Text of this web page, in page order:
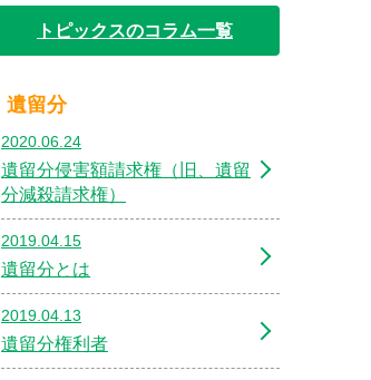
トピックスのコラム一覧
遺留分
2020.06.24
遺留分侵害額請求権（旧、遺留
分減殺請求権）
2019.04.15
遺留分とは
2019.04.13
遺留分権利者